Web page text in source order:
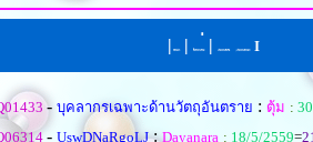
| | ่ | I
- บุคลากรเฉพาะด้านวัตถุอันตราย : ตุ้ม :
- UswDNaRgoLJ:Dayanara : 18/5/2559=